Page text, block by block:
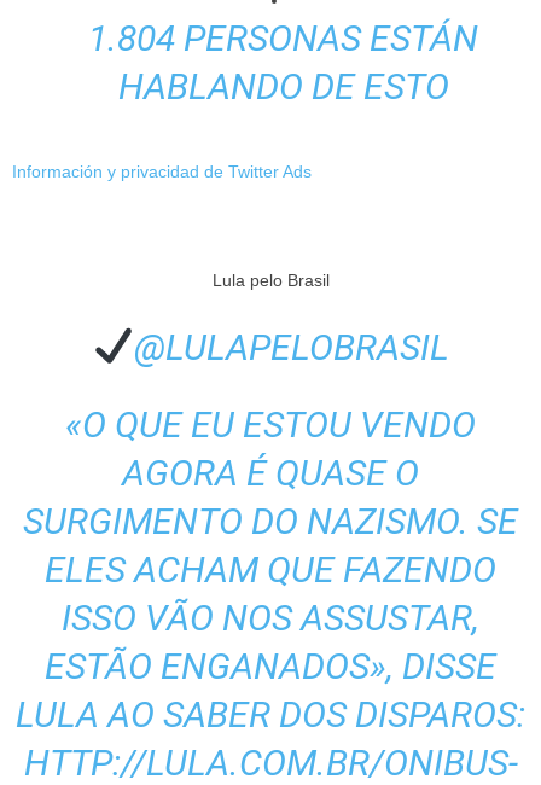
1.804 PERSONAS ESTÁN
HABLANDO DE ESTO
Información y privacidad de Twitter Ads
Lula pelo Brasil
@LULAPELOBRASIL
«O QUE EU ESTOU VENDO
AGORA É QUASE O
SURGIMENTO DO NAZISMO. SE
ELES ACHAM QUE FAZENDO
ISSO VÃO NOS ASSUSTAR,
ESTÃO ENGANADOS», DISSE
LULA AO SABER DOS DISPAROS:
HTTP://LULA.COM.BR/ONIBUS-